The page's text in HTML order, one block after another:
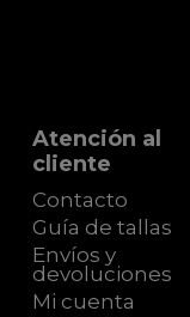
Atención al
cliente
Contacto
Guía de tallas
Envíos y
devoluciones
Mi cuenta